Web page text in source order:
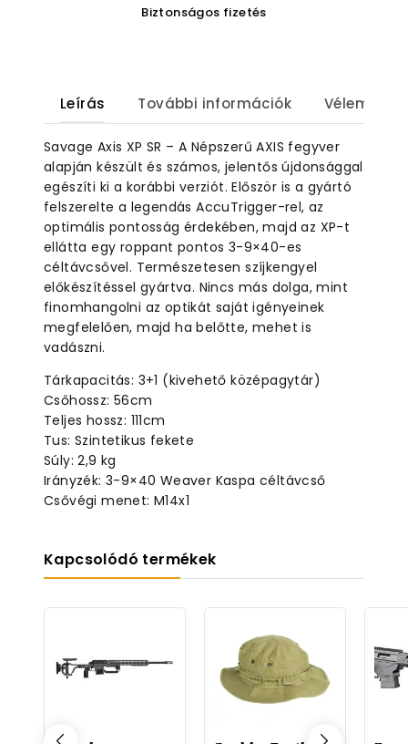
Biztonságos fizetés
Leírás További információk
Savage Axis XP SR – A Népszerű AXIS fegyver
alapján készült és számos, jelentős újdonsággal
egészíti ki a korábbi verziót. Először is a gyártó
felszerelte a legendás AccuTrigger-rel, az
optimális pontosság érdekében, majd az XP-t
ellátta egy roppant pontos 3-9×40-es
céltávcsővel. Természetesen szíjkengyel
előkészítéssel gyártva. Nincs más dolga, mint
finomhangolni az optikát saját igényeinek
megfelelően, majd ha belőtte, mehet is
vadászni.
Tárkapacitás: 3+1 (kivehető középagytár)
Csőhossz: 56cm
Teljes hossz: 111cm
Tus: Szintetikus fekete
Súly: 2,9 kg
Irányzék: 3-9×40 Weaver Kaspa céltávcső
Csővégi menet: M14x1
Kapcsolódó termékek